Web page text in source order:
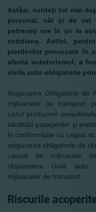
Astăzi, sunteţi tot mai
personal, cât şi de
petreceţi ore în şir la
cotidiene. Astfel,
pierderilor provocate în
afecta autoturismul, a
civila auto obligatorie prin
Asigurarea Obligatorie de
mijloacelor de transport
cazul producerii
sănătăţii pasagerilor şi
În conformitate cu Legea
asigurarea obligatorie de
cauzat de mijloacele
răspundere civilă auto
mijloacelor de transport.
Riscurile